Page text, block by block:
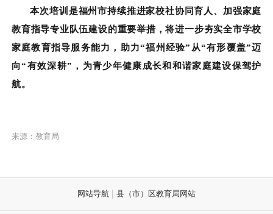
本次培训是福州市持续推进家校社协同育人、加强家庭
教育指导专业队伍建设的重要举措，将进一步夯实全市学校
家庭教育指导服务能力，助力“福州经验”从“有形覆盖”迈
向“有效深耕”，为青少年健康成长和和谐家庭建设保驾护
航。
来源：教育局
网站导航 县（市）区教育局网站